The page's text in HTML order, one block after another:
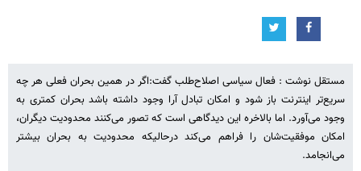
مستقل نوشت : فعال سیاسی اصلاح‌طلب گفت:اگر در همین بحران فعلی هر چه
سریع‌تر اینترنت باز شود و امکان تبادل آرا وجود داشته باشد بحران کمتری به
وجود می‌آورد. اما بالاخره این دیدگاهی است که تصور می‌کنند محدودیت دیگران،
امکان موفقیت‌شان را فراهم می‌کند درحالیکه محدودیت به بحران بیشتر
می‌انجامد.